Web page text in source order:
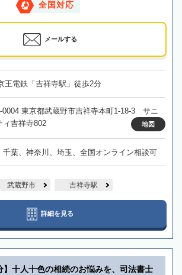
全国対応
メールする
王電鉄「吉祥寺駅」徒歩2分
0004 東京都武蔵野市吉祥寺本町1-18-3 サニ
ィ吉祥寺802
地図
千葉、神奈川、埼玉、全国オンライン相談可
武蔵野市 吉祥寺駅
詳細を見る
】十人十色の相続のお悩みを、司法書士